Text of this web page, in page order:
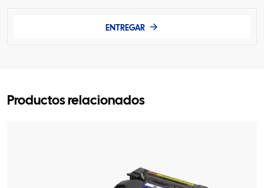
ENTREGAR
Productos relacionados